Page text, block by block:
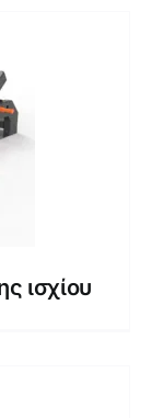
ισχίου